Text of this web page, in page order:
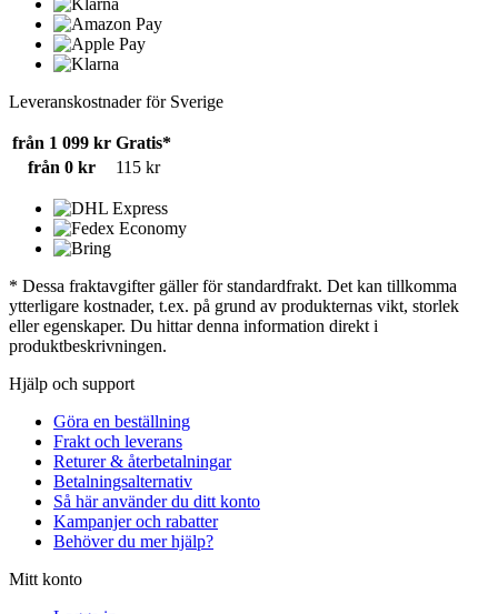
Leveranskostnader för Sverige
från 1 099 kr Gratis*
från 0 kr
115 kr
* Dessa fraktavgifter gäller för standardfrakt. Det kan tillkomma
ytterligare kostnader, t.ex. på grund av produkternas vikt, storlek
eller egenskaper. Du hittar denna information direkt i
produktbeskrivningen.
Hjälp och support
Göra en beställning
Frakt och leverans
Returer & återbetalningar
Betalningsalternativ
Så här använder du ditt konto
Kampanjer och rabatter
Behöver du mer hjälp?
Mitt konto